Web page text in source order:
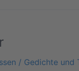
/ Gedichte und